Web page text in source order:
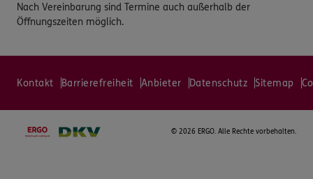
Nach Vereinbarung sind Termine auch außerhalb der
Öffnungszeiten möglich.
Kontakt Barrierefreiheit Anbieter Datenschutz Sitemap
© 2026 ERGO. Alle Rechte vorbehalten.